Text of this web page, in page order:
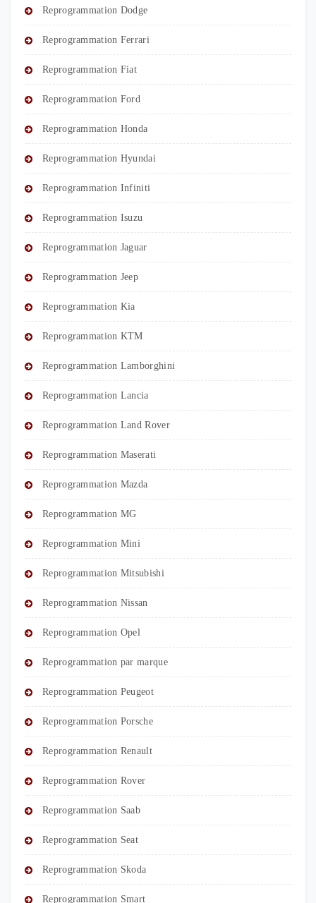
Reprogrammation Dodge
Reprogrammation Ferrari
Reprogrammation Fiat
Reprogrammation Ford
Reprogrammation Honda
Reprogrammation Hyundai
Reprogrammation Infiniti
Reprogrammation Isuzu
Reprogrammation Jaguar
Reprogrammation Jeep
Reprogrammation Kia
Reprogrammation KTM
Reprogrammation Lamborghini
Reprogrammation Lancia
Reprogrammation Land Rover
Reprogrammation Maserati
Reprogrammation Mazda
Reprogrammation MG
Reprogrammation Mini
Reprogrammation Mitsubishi
Reprogrammation Nissan
Reprogrammation Opel
Reprogrammation par marque
Reprogrammation Peugeot
Reprogrammation Porsche
Reprogrammation Renault
Reprogrammation Rover
Reprogrammation Saab
Reprogrammation Seat
Reprogrammation Skoda
Reprogrammation Smart